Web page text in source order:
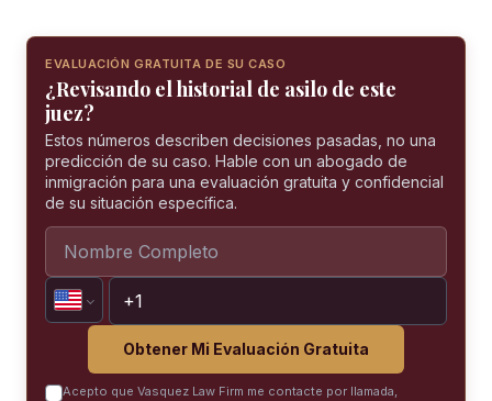
EVALUACIÓN GRATUITA DE SU CASO
¿Revisando el historial de asilo de este
juez?
Estos números describen decisiones pasadas, no una
predicción de su caso. Hable con un abogado de
inmigración para una evaluación gratuita y confidencial
de su situación específica.
Obtener Mi Evaluación Gratuita
Acepto que Vasquez Law Firm me contacte por llamada,